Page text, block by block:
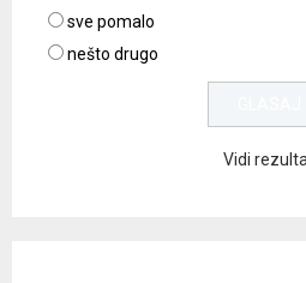
sve pomalo
nešto drugo
Vidi